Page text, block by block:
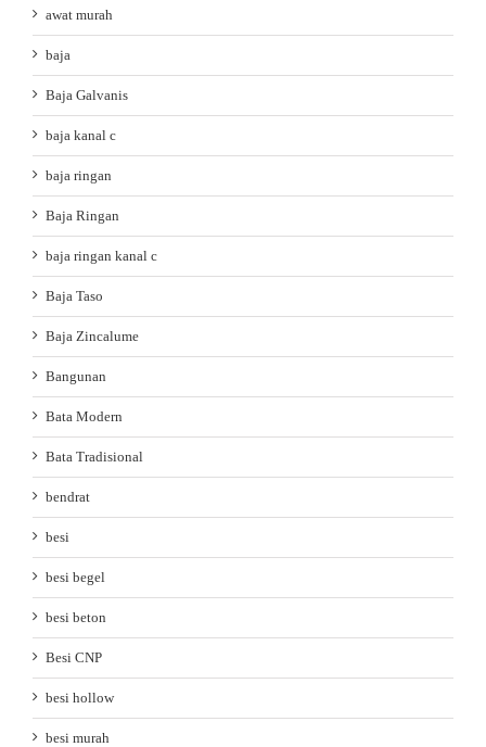
awat murah
baja
Baja Galvanis
baja kanal c
baja ringan
Baja Ringan
baja ringan kanal c
Baja Taso
Baja Zincalume
Bangunan
Bata Modern
Bata Tradisional
bendrat
besi
besi begel
besi beton
Besi CNP
besi hollow
besi murah